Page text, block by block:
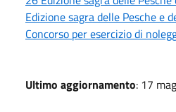
Edizione sagra delle Pesche e
Concorso per esercizio di
Ultimo aggiornamento: 17